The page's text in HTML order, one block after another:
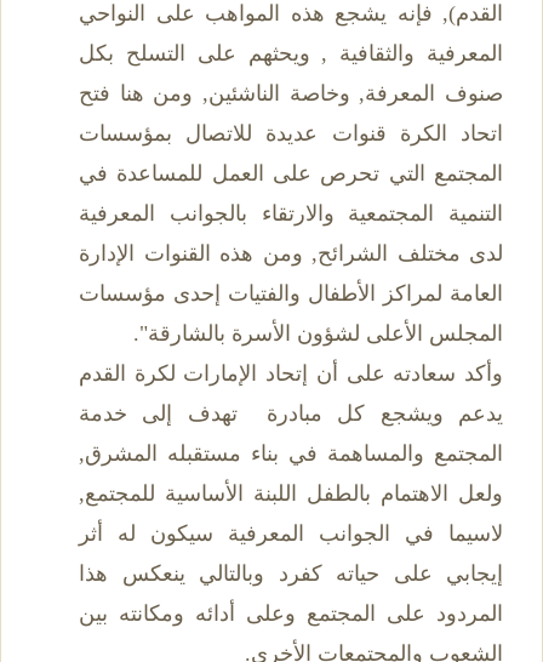
القدم), فإنه يشجع هذه المواهب على النواحي
المعرفية والثقافية , ويحثهم على التسلح بكل
صنوف المعرفة, وخاصة الناشئين, ومن هنا فتح
اتحاد الكرة قنوات عديدة للاتصال بمؤسسات
المجتمع التي تحرص على العمل للمساعدة في
التنمية المجتمعية والارتقاء بالجوانب المعرفية
لدى مختلف الشرائح, ومن هذه القنوات الإدارة
العامة لمراكز الأطفال والفتيات إحدى مؤسسات
المجلس الأعلى لشؤون الأسرة بالشارقة".
وأكد سعادته على أن إتحاد الإمارات لكرة القدم
يدعم ويشجع كل مبادرة تهدف إلى خدمة
المجتمع والمساهمة في بناء مستقبله المشرق,
ولعل الاهتمام بالطفل اللبنة الأساسية للمجتمع,
لاسيما في الجوانب المعرفية سيكون له أثر
إيجابي على حياته كفرد وبالتالي ينعكس هذا
المردود على المجتمع وعلى أدائه ومكانته بين
الشعوب والمجتمعات الأخرى.